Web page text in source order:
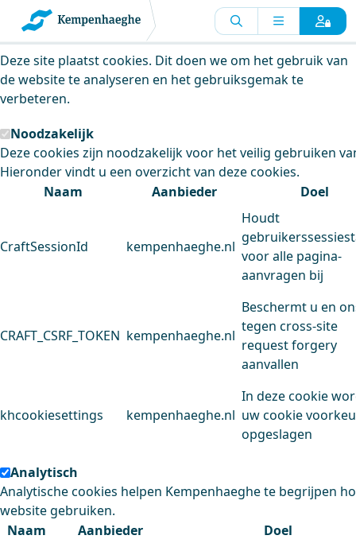
Kempenhaeghe maakt gebruik van
cookies
Deze site plaatst cookies. Dit doen we om het gebruik van
de website te analyseren en het gebruiksgemak te
verbeteren.
Noodzakelijk
Deze cookies zijn noodzakelijk voor het veilig gebruiken
Hieronder vindt u een overzicht van deze cookies.
Naam
Aanbieder Doel
CraftSessionId kempenhaeghe.nl
Houdt
voor alle pagina-
aanvragen bij
CRAFT_CSRF_TOKEN kempenhaeghe.nl
Beschermt u en
tegen cross-site
request forgery
aanvallen
khcookiesettings kempenhaeghe.nl
In deze cookie
uw cookie
opgeslagen
Analytisch
Analytische cookies helpen Kempenhaeghe te begrijpen
website gebruiken.
Naam
Aanbieder Doel